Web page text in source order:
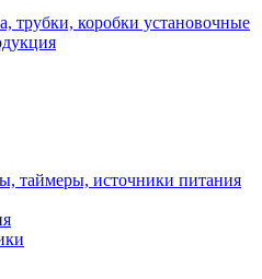
трубки, коробки установочные
таймеры, источники питания